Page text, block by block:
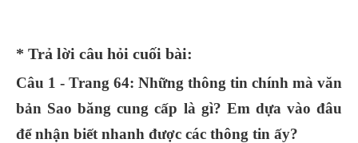
* Trả lời câu hỏi cuối bài:
Câu 1 - Trang 64: Những thông tin chính mà văn
bản Sao băng cung cấp là gì? Em dựa vào đâu
để nhận biết nhanh được các thông tin ấy?